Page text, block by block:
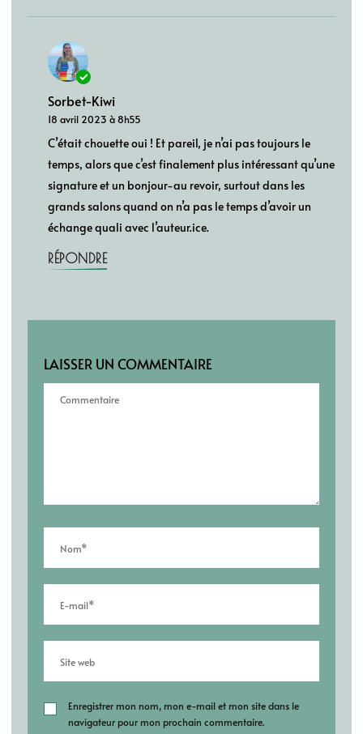
Sorbet-Kiwi
18 avril 2023 à 8h55
C’était chouette oui ! Et pareil, je n’ai pas toujours le
temps, alors que c’est finalement plus intéressant qu’une
signature et un bonjour-au revoir, surtout dans les
grands salons quand on n’a pas le temps d’avoir un
échange quali avec l’auteur.ice.
RÉPONDRE
LAISSER UN COMMENTAIRE
Enregistrer mon nom, mon e-mail et mon site dans le
navigateur pour mon prochain commentaire.